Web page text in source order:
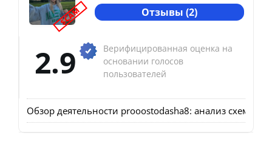
SCAM Отзывы (2)
2.9
Верифицированная оценка на
основании голосов
пользователей
Обзор деятельности prooostodasha8: анализ схемы в